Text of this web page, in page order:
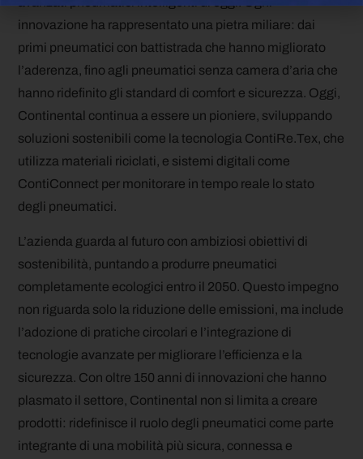
innovazione ha rappresentato una pietra miliare: dai
primi pneumatici con battistrada che hanno migliorato
l’aderenza, fino agli pneumatici senza camera d’aria che
hanno ridefinito gli standard di comfort e sicurezza. Oggi,
Continental continua a essere un pioniere, sviluppando
soluzioni sostenibili come la tecnologia ContiRe.Tex, che
utilizza materiali riciclati, e sistemi digitali come
ContiConnect per monitorare in tempo reale lo stato
degli pneumatici.
L’azienda guarda al futuro con ambiziosi obiettivi di
sostenibilità, puntando a produrre pneumatici
completamente ecologici entro il 2050. Questo impegno
non riguarda solo la riduzione delle emissioni, ma include
l’adozione di pratiche circolari e l’integrazione di
tecnologie avanzate per migliorare l’efficienza e la
sicurezza. Con oltre 150 anni di innovazioni che hanno
plasmato il settore, Continental non si limita a creare
prodotti: ridefinisce il ruolo degli pneumatici come parte
integrante di una mobilità più sicura, connessa e